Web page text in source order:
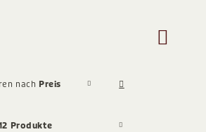
Toggle
nach Preis
Produkte